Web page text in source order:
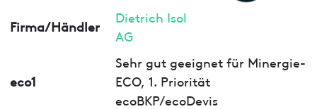
Firma/Händler
Dietrich Isol
AG
eco1
Sehr gut geeignet für Minergie-
ECO, 1. Priorität
ecoBKP/ecoDevis